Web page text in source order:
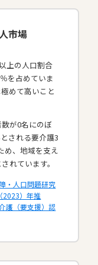
市場
上の人口割合
を占めていま
めて高いこと
が0名にのぼ
される要介護3
め、地域を支え
れています。​
・人口問題研究
2023）年推
護（要支援）認